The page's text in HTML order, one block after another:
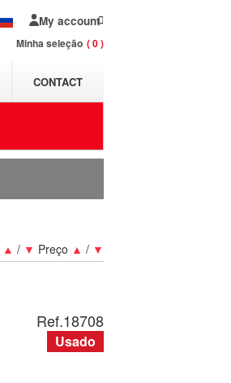
My account
Minha seleção 0
CONTACT
▲ / ▼ Preço ▲ / ▼
Ref.18708
Usado